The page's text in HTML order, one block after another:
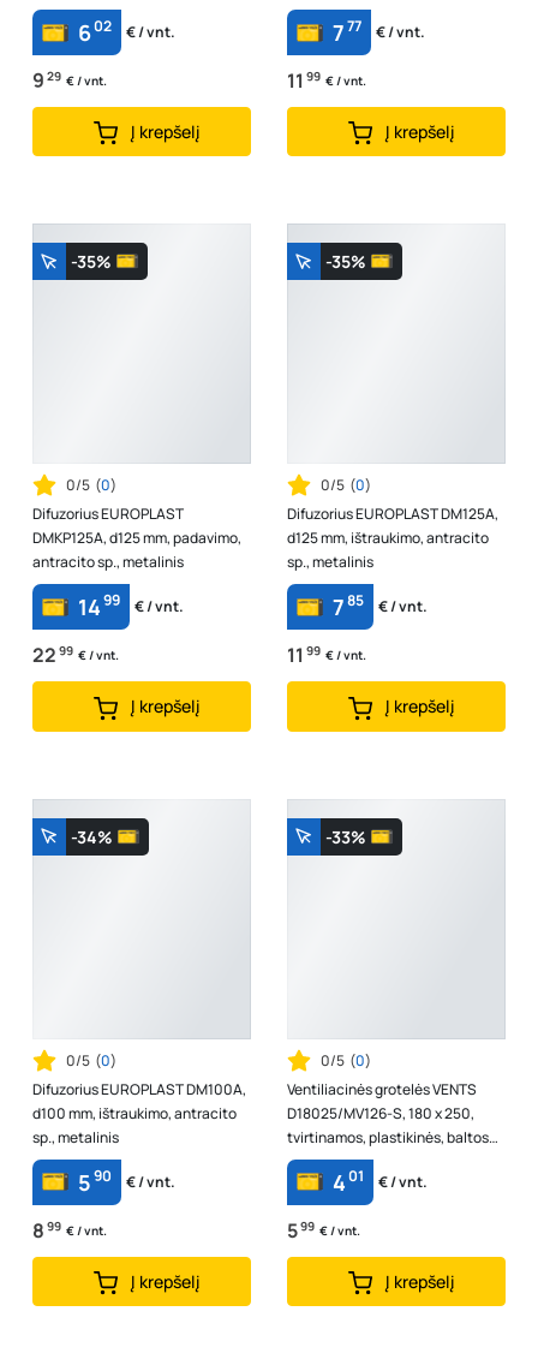
602 € / vnt.
9 29 € / vnt.
Į krepšelį
spalvos
777 € / vnt.
11 99 € / vnt.
Į krepšelį
-35%
0/5 (0)
Difuzorius EUROPLAST
DMKP125A, d125 mm, padavimo,
antracito sp., metalinis
1499 € / vnt.
22 99 € / vnt.
Į krepšelį
-35%
0/5 (0)
Difuzorius EUROPLAST DM125A,
d125 mm, ištraukimo, antracito
sp., metalinis
785 € / vnt.
11 99 € / vnt.
Į krepšelį
-34%
0/5 (0)
Difuzorius EUROPLAST DM100A,
d100 mm, ištraukimo, antracito
sp., metalinis
590 € / vnt.
8 99 € / vnt.
Į krepšelį
-33%
0/5 (0)
Ventiliacinės grotelės VENTS
D18025/MV126-S, 180 x 250,
tvirtinamos, plastikinės, baltos
spalvos
401 € / vnt.
599 € / vnt.
Į krepšelį